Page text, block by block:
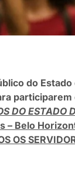
do Estado
participarem
DO ESTADO
– Belo
OS